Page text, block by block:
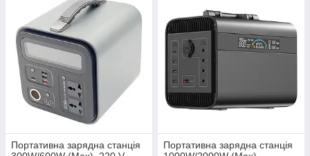
Портативна зарядна станція
Портативна зарядна станція